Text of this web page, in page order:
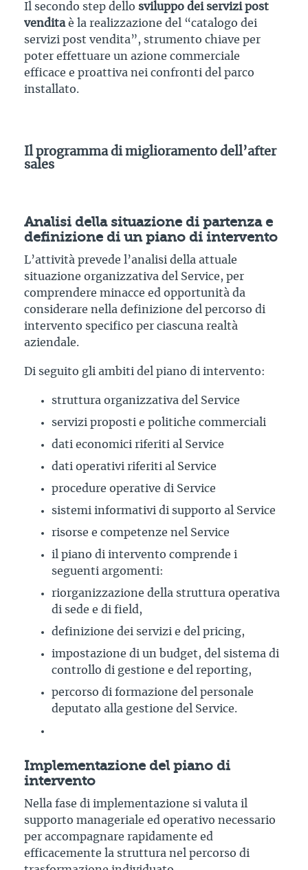
Il secondo step dello sviluppo dei servizi post
venditaè la realizzazione del “catalogo dei
servizi post vendita”, strumento chiave per
poter effettuare un azione commerciale
efficace e proattiva nei confronti del parco
installato.
Il programma di miglioramento dell’after
sales
Analisi della situazione di partenza e
definizione di un piano di intervento
L’attività prevede l’analisi della attuale
situazione organizzativa del Service, per
comprendere minacce ed opportunità da
considerare nella definizione del percorso di
intervento specifico per ciascuna realtà
aziendale.
Di seguito gli ambiti del piano di intervento:
struttura organizzativa del Service
servizi proposti e politiche commerciali
dati economici riferiti al Service
dati operativi riferiti al Service
procedure operative di Service
sistemi informativi di supporto al Service
risorse e competenze nel Service
il piano di intervento comprende i
seguenti argomenti:
riorganizzazione della struttura operativa
di sede e di field,
definizione dei servizi e del pricing,
impostazione di un budget, del sistema di
controllo di gestione e del reporting,
percorso di formazione del personale
deputato alla gestione del Service.
Implementazione del piano di
intervento
Nella fase di implementazione si valuta il
supporto manageriale ed operativo necessario
per accompagnare rapidamente ed
efficacemente la struttura nel percorso di